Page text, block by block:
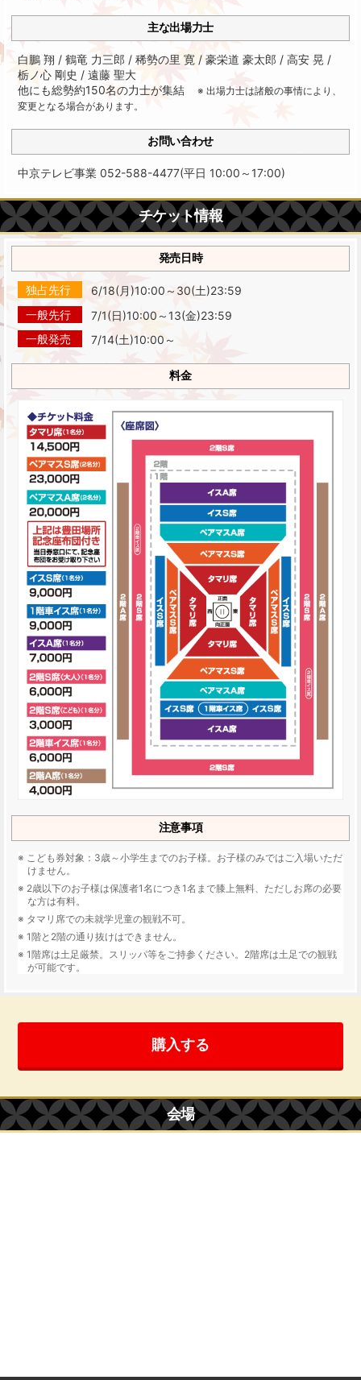
主な出場力士
白鵬 翔 / 鶴竜 力三郎 / 稀勢の里 寛 / 豪栄道 豪太郎 / 高安 晃 /
栃ノ心 剛史 / 遠藤 聖大
他にも総勢約150名の力士が集結
出場力士は諸般の事情により、
変更となる場合があります。
お問い合わせ
中京テレビ事業 052-588-4477(平日 10:00～17:00)
チケット情報
発売日時
独占先行
6/18(月)10:00～30(土)23:59
一般先行
7/1(日)10:00～13(金)23:59
一般発売
7/14(土)10:00～
料金
注意事項
こども券対象：3歳～小学生までのお子様。お子様のみではご入場いただ
けません。
2歳以下のお子様は保護者1名につき1名まで膝上無料、ただしお席の必要
な方は有料。
タマリ席での未就学児童の観戦不可。
1階と2階の通り抜けはできません。
1階席は土足厳禁。スリッパ等をご持参ください。2階席は土足での観戦
が可能です。
購入する
会場